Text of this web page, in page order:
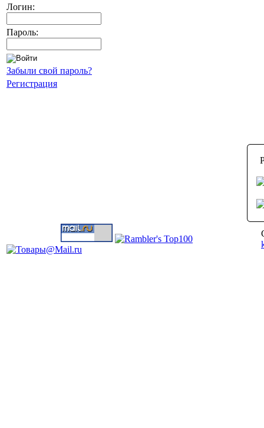
Логин:
Пароль:
Забыли свой пароль?
Регистрация